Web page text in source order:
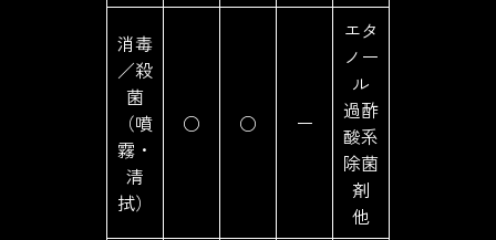
消毒
／殺
菌
（噴
霧・
清
拭）
○ ○ ー
エタ
ノー
ル
過酢
酸系
除菌
剤
他